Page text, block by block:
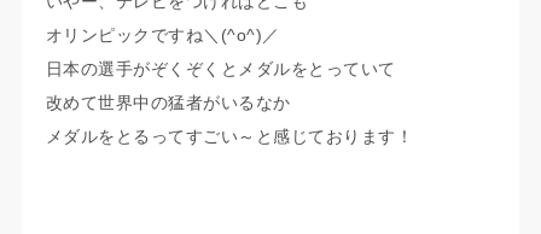
オリンピックですね＼(^o^)／
日本の選手がぞくぞくとメダルをとっていて
改めて世界中の猛者がいるなか
メダルをとるってすごい～と感じております！